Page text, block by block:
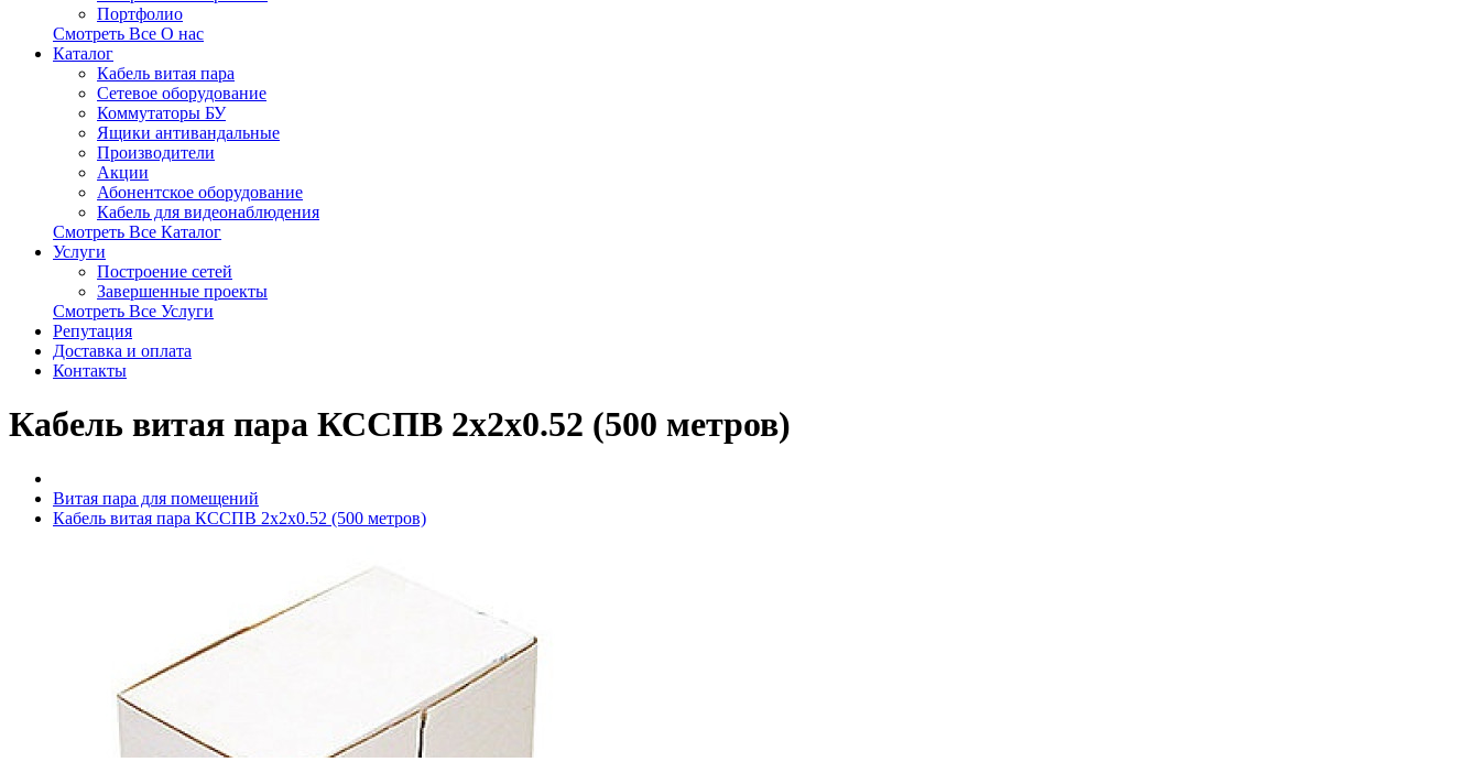
Портфолио
Смотреть Все О нас
Каталог
Кабель витая пара
Сетевое оборудование
Коммутаторы БУ
Ящики антивандальные
Производители
Акции
Абонентское оборудование
Кабель для видеонаблюдения
Смотреть Все Каталог
Услуги
Построение сетей
Завершенные проекты
Смотреть Все Услуги
Репутация
Доставка и оплата
Контакты
Кабель витая пара КССПВ 2х2х0.52 (500 метров)
Витая пара для помещений
Кабель витая пара КССПВ 2х2х0.52 (500 метров)